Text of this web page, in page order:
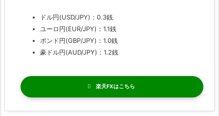
ドル円(USD/JPY)：0.3銭
ユーロ円(EUR/JPY)：1.1銭
ポンド円(GBP/JPY)：1.0銭
豪ドル円(AUD/JPY)：1.2銭
楽天FX